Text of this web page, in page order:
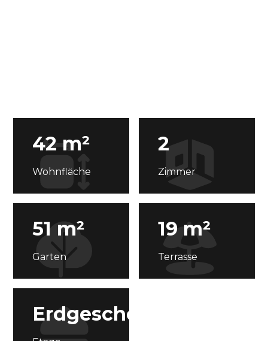
42 m²
Wohnfläche
2
Zimmer
51 m²
Garten
19 m²
Terrasse
Erdgeschoss